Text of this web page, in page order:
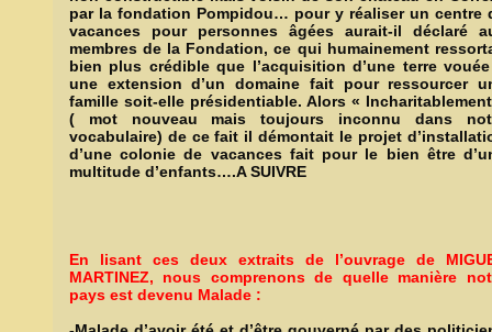
par la fondation Pompidou… pour y réaliser un centre
vacances pour personnes âgées aurait-il déclaré
membres de la Fondation, ce qui humainement
bien plus crédible que l’acquisition d’une terre
une extension d’un domaine fait pour ressourcer
famille soit-elle présidentiable. Alors «
( mot nouveau mais toujours inconnu dans
vocabulaire) de ce fait il démontait le projet
d’une colonie de vacances fait pour le bien être
multitude d’enfants….A SUIVRE
En lisant ces deux extraits de l’ouvrage de
MARTINEZ, nous comprenons de quelle manière
pays est devenu Malade :